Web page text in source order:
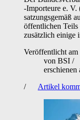
-Importeure e. V.
satzungsgemäß
öffentlichen Teils
zusätzlich einige
Veröffentlicht am
von BSI /
erschienen
/
Artikel